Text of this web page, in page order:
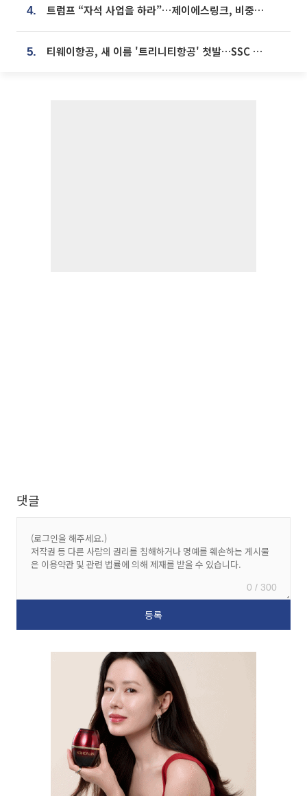
4. 트럼프 “자석 사업을 하라”…제이에스링크, 비중국 영구자석 공급망 구축 속도
5. 티웨이항공, 새 이름 '트리니티항공' 첫발…SSC 전략 본격화
댓글
0 / 300